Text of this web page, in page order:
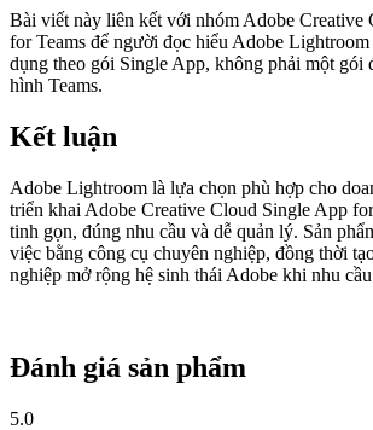
Bài viết này liên kết với nhóm Adobe Creative
for Teams để người đọc hiểu Adobe
dụng theo gói Single App, không phải một gói
hình Teams.
Kết luận
Adobe Lightroom là lựa chọn phù hợp cho
triển khai Adobe Creative Cloud Single App
tinh gọn, đúng nhu cầu và dễ quản lý. Sản
việc bằng công cụ chuyên nghiệp, đồng thời
nghiệp mở rộng hệ sinh thái Adobe khi nhu
Đánh giá sản phẩm
5.0